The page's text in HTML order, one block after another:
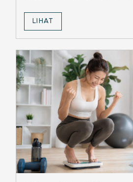
LIHAT